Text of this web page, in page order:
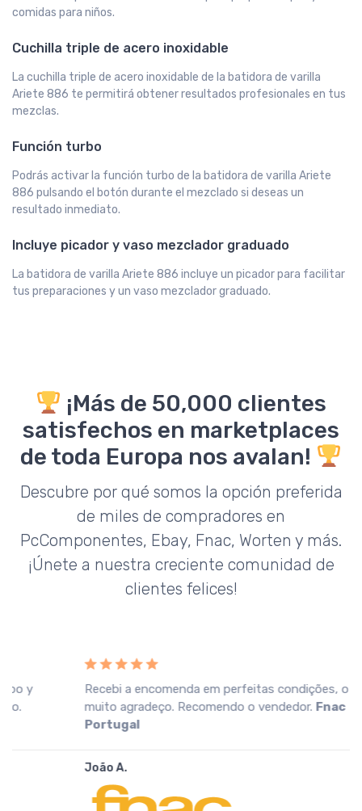
comidas para niños.
Cuchilla triple de acero inoxidable
La cuchilla triple de acero inoxidable de la batidora de varilla
Ariete 886 te permitirá obtener resultados profesionales en tus
mezclas.
Función turbo
Podrás activar la función turbo de la batidora de varilla Ariete
886 pulsando el botón durante el mezclado si deseas un
resultado inmediato.
Incluye picador y vaso mezclador graduado
La batidora de varilla Ariete 886 incluye un picador para facilitar
tus preparaciones y un vaso mezclador graduado.
¡Más de 50,000 clientes
satisfechos en marketplaces
de toda Europa nos avalan!
Descubre por qué somos la opción preferida
de miles de compradores en
PcComponentes, Ebay, Fnac, Worten y más.
¡Únete a nuestra creciente comunidad de
clientes felices!
Recebi a encomenda em perfeitas condições, o que
muito agradeço. Recomendo o vendedor.Fnac